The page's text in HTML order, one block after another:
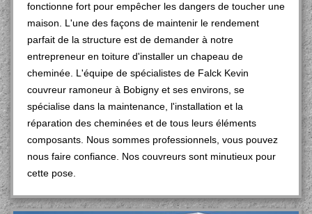
fonctionne fort pour empêcher les dangers de toucher une
maison. L'une des façons de maintenir le rendement
parfait de la structure est de demander à notre
entrepreneur en toiture d'installer un chapeau de
cheminée. L'équipe de spécialistes de Falck Kevin
couvreur ramoneur à Bobigny et ses environs, se
spécialise dans la maintenance, l'installation et la
réparation des cheminées et de tous leurs éléments
composants. Nous sommes professionnels, vous pouvez
nous faire confiance. Nos couvreurs sont minutieux pour
cette pose.